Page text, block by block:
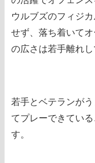
ウルブズのフィジ
せず、落ち着いて
の広さは若手離れし
若手とベテランが
てプレーできてい
す。